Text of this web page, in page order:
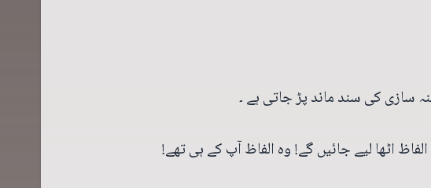
سازی کی سند ماند پڑ جاتی ہے ۔
اٹھا لیے جائیں گے! وہ الفاظ آپ کے ہی تھے!